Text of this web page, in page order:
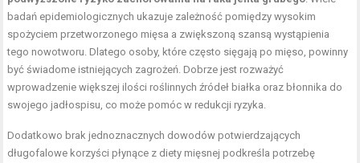
badań epidemiologicznych ukazuje zależność pomiędzy wysokim
spożyciem przetworzonego mięsa a zwiększoną szansą wystąpienia
tego nowotworu. Dlatego osoby, które często sięgają po mięso, powinny
być świadome istniejących zagrożeń. Dobrze jest rozważyć
wprowadzenie większej ilości roślinnych źródeł białka oraz błonnika do
swojego jadłospisu, co może pomóc w redukcji ryzyka.
Dodatkowo brak jednoznacznych dowodów potwierdzających
długofalowe korzyści płynące z diety mięsnej podkreśla potrzebę